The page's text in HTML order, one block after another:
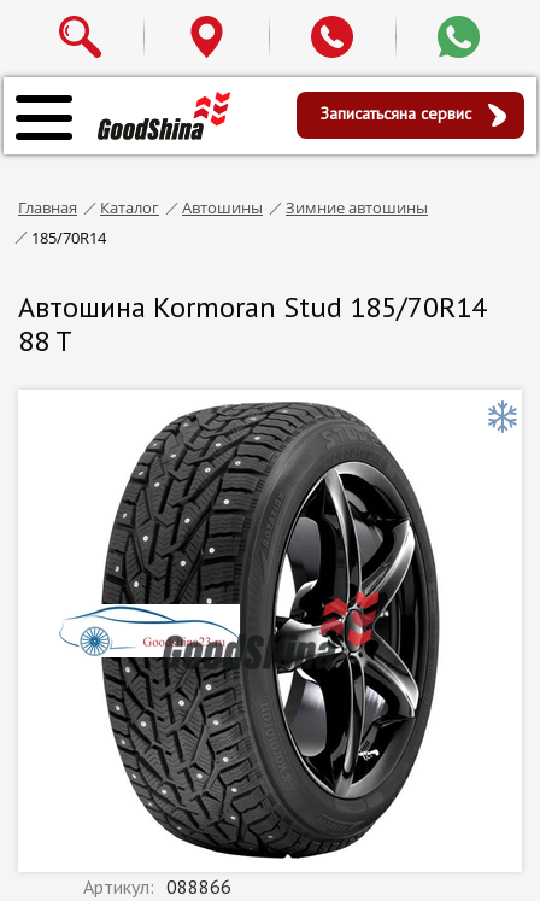
Записатьсяна сервис
Главная Каталог Автошины
Зимние автошины
185/70R14
Автошина Kormoran Stud 185/70R14
88 T
Артикул: 088866